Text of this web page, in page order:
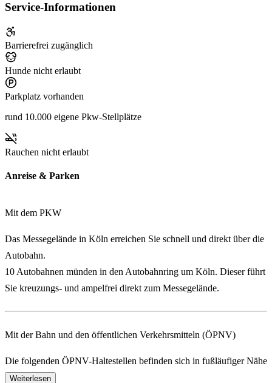
Service-Informationen
Barrierefrei zugänglich
Hunde nicht erlaubt
Parkplatz vorhanden
rund 10.000 eigene Pkw-Stellplätze
Rauchen nicht erlaubt
Anreise & Parken
Mit dem PKW
Das Messegelände in Köln erreichen Sie schnell und direkt über die
Autobahn.
10 Autobahnen münden in den Autobahnring um Köln. Dieser führt
Sie kreuzungs- und ampelfrei direkt zum Messegelände.
Mit der Bahn und den öffentlichen Verkehrsmitteln (ÖPNV)
Die folgenden ÖPNV-Haltestellen befinden sich in fußläufiger Nähe
zum Messegelände.
Weiterlesen